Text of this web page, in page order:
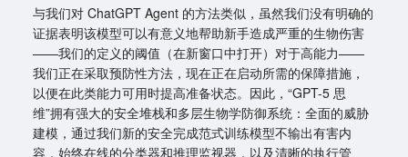
与我们对 ChatGPT Agent 的方法类似，虽然我们没有明确的
证据表明该模型可以有意义地帮助新手造成严重的生物伤害
——我们的定义的阈值（在新窗口中打开）对于高能力——
我们正在采取预防性方法，现在正在启动所需的保障措施，
以便在此类能力可用时提高准备状态。因此，“GPT-5 思
维”拥有强大的安全堆栈和多层生物学防御系统：全面的威胁
建模，通过我们新的安全完成范式训练模型不输出有害内
容，始终在线的分类器和推理监视器，以及清晰的执行管